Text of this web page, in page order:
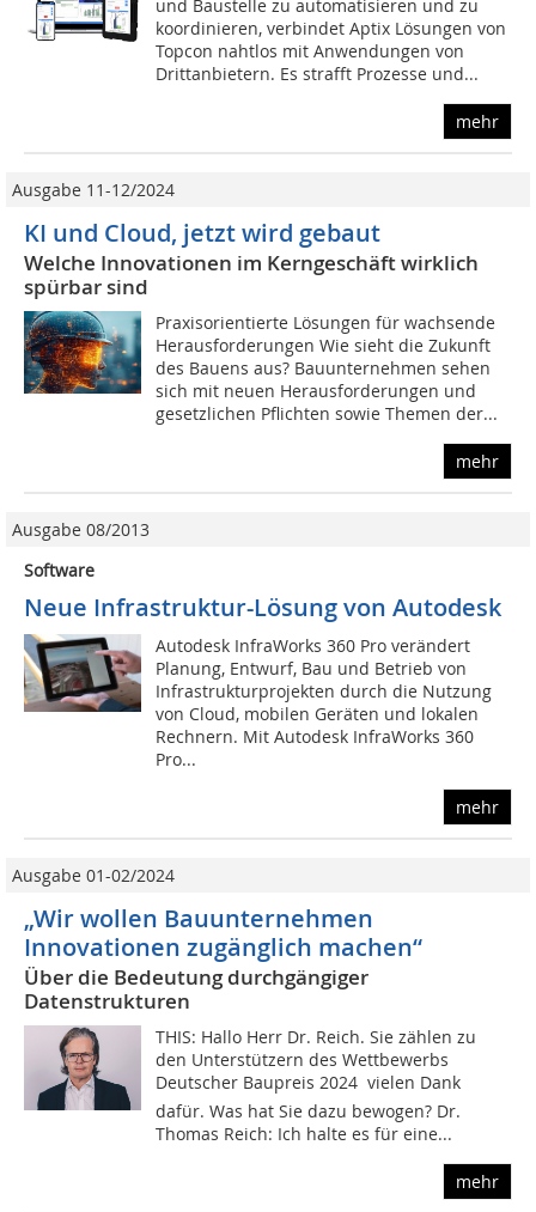
und Baustelle zu automatisieren und zu
koordinieren, verbindet Aptix Lösungen von
Topcon nahtlos mit Anwendungen von
Drittanbietern. Es strafft Prozesse und...
mehr
Ausgabe 11-12/2024
KI und Cloud, jetzt wird gebaut
Welche Innovationen im Kerngeschäft wirklich
spürbar sind
Praxisorientierte Lösungen für wachsende
Herausforderungen Wie sieht die Zukunft
des Bauens aus? Bauunternehmen sehen
sich mit neuen Herausforderungen und
gesetzlichen Pflichten sowie Themen der...
mehr
Ausgabe 08/2013
Software
Neue Infrastruktur-Lösung von Autodesk
Autodesk InfraWorks 360 Pro verändert
Planung, Entwurf, Bau und Betrieb von
Infrastrukturprojekten durch die Nutzung
von Cloud, mobilen Geräten und lokalen
Rechnern. Mit Autodesk InfraWorks 360
Pro...
mehr
Ausgabe 01-02/2024
„Wir wollen Bauunternehmen
Innovationen zugänglich machen“
Über die Bedeutung durchgängiger
Datenstrukturen
THIS: Hallo Herr Dr. Reich. Sie zählen zu
den Unterstützern des Wettbewerbs
Deutscher Baupreis 2024  vielen Dank
dafür. Was hat Sie dazu bewogen? Dr.
Thomas Reich: Ich halte es für eine...
mehr